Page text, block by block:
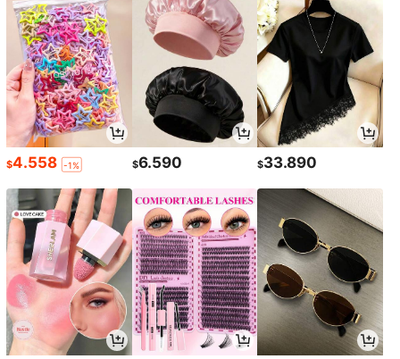
$4.558 -1% $6.590 $33.890